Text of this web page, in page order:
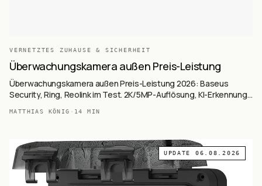
VERNETZTES ZUHAUSE & SICHERHEIT
Überwachungskamera außen Preis-Leistung
Überwachungskamera außen Preis-Leistung 2026: Baseus
Security, Ring, Reolink im Test. 2K/5MP-Auflösung, KI-Erkennung,
Farb-Nachtsicht. Von 37,98-129,99 € – Premium-Features.
MATTHIAS KÖNIG · 14 MIN
UPDATE 06.08.2026